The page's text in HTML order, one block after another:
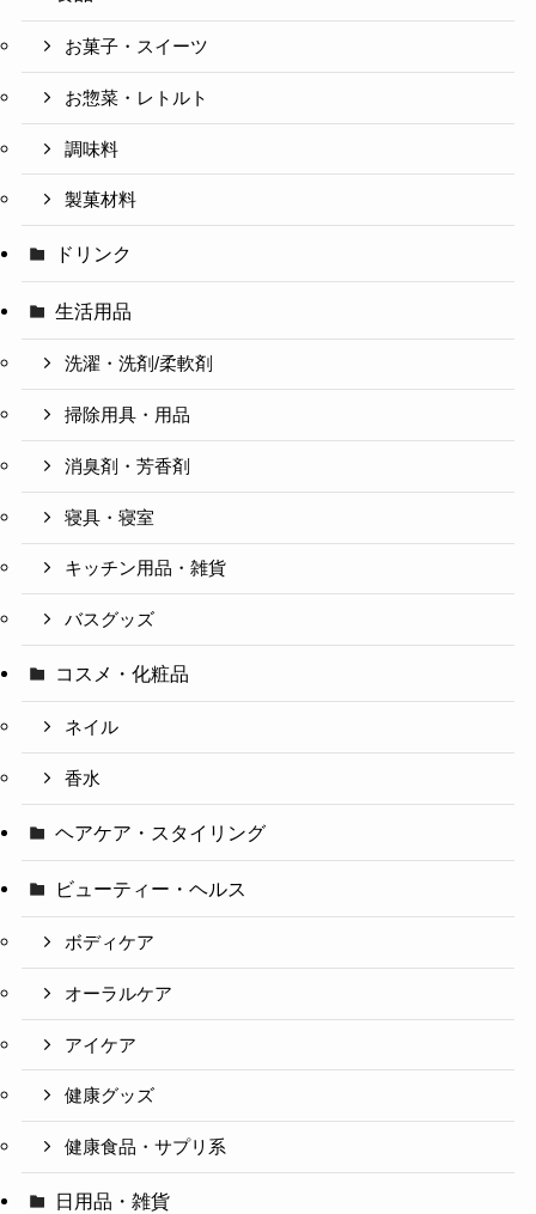
お菓子・スイーツ
お惣菜・レトルト
調味料
製菓材料
ドリンク
生活用品
洗濯・洗剤/柔軟剤
掃除用具・用品
消臭剤・芳香剤
寝具・寝室
キッチン用品・雑貨
バスグッズ
コスメ・化粧品
ネイル
香水
ヘアケア・スタイリング
ビューティー・ヘルス
ボディケア
オーラルケア
アイケア
健康グッズ
健康食品・サプリ系
日用品・雑貨